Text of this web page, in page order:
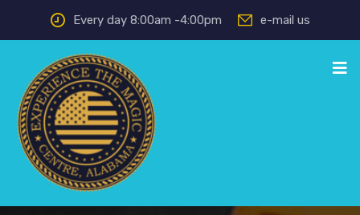
Every day 8:00am -4:00pm e-mail us